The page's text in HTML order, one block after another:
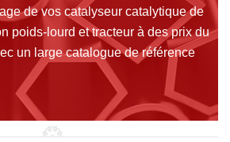
de vos catalyseur catalytique de
poids-lourd et tracteur à des prix du
un large catalogue de référence